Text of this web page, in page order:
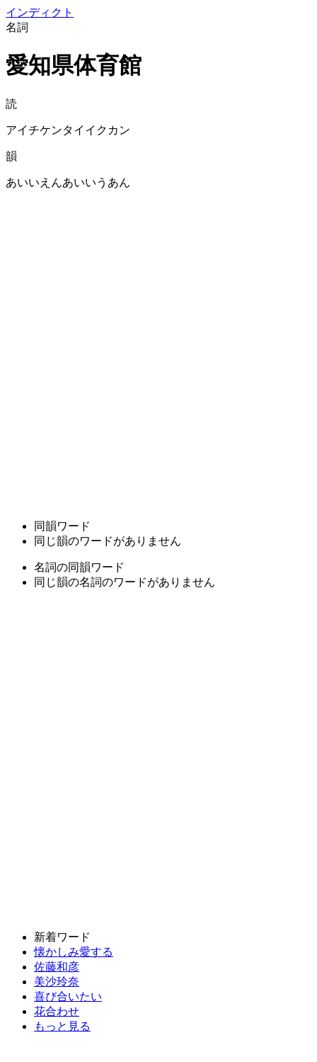
インディクト
名詞
愛知県体育館
読
アイチケンタイイクカン
韻
あいいえんあいいうあん
同韻ワード
同じ韻のワードがありません
名詞の同韻ワード
同じ韻の名詞のワードがありません
新着ワード
懐かしみ愛する
佐藤和彦
美沙玲奈
喜び合いたい
花合わせ
もっと見る